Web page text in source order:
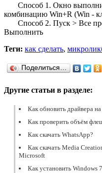
Способ 1. Окно
комбинацию Win+R (Win -
Способ 2. Пуск > Все
Выполнить
Теги: как сделать,
Поделиться…
Другие статьи в разделе:
Как обновить драйвера
Как проверить объём
Как скачать WhatsApp?
Как скачать Media
Microsoft
Как установить Windows